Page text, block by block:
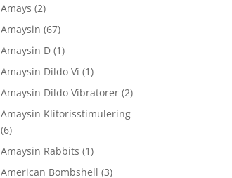
Amays (2)
Amaysin (67)
Amaysin D (1)
Amaysin Dildo Vi (1)
Amaysin Dildo Vibratorer (2)
Amaysin Klitorisstimulering
(6)
Amaysin Rabbits (1)
American Bombshell (3)